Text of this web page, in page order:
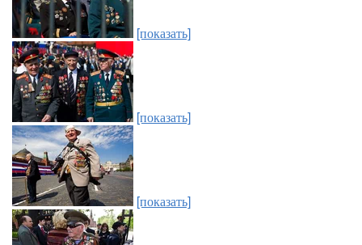
[показать]
[показать]
[показать]